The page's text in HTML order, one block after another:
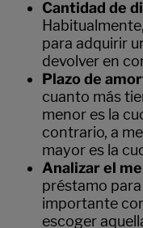
Cantidad de
para adquirir
devolver en
Plazo de
cuanto más
menor es la
contrario, a
mayor es la
Analizar el
préstamo
importante
escoger